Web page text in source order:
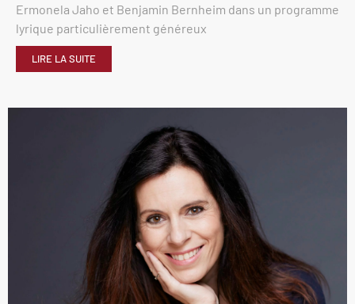
Ermonela Jaho et Benjamin Bernheim dans un programme
lyrique particulièrement généreux
LIRE LA SUITE